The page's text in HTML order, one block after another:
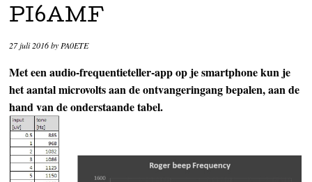
PI6AMF
27 juli 2016byPA0ETE
Met een audio-frequentieteller-app op je smartphone kun je
het aantal microvolts aan de ontvangeringang bepalen, aan de
hand van de onderstaande tabel.